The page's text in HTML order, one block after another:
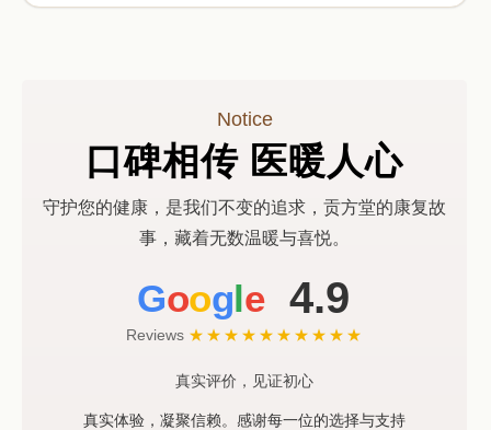
Notice
口碑相传 医暖人心
守护您的健康，是我们不变的追求，贡方堂的康复故
事，藏着无数温暖与喜悦。
Google
Reviews ★★★★★
4.9
★★★★★
真实评价，见证初心
真实体验，凝聚信赖。感谢每一位的选择与支持